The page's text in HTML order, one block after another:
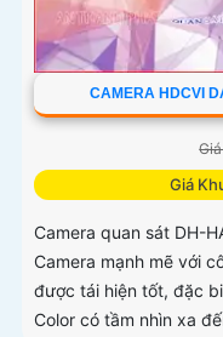
CAMERA HDCVI
Giá
Camera quan sát DH-
Camera mạnh mẽ với
được tái hiện tốt, đặc
Color có tầm nhìn xa